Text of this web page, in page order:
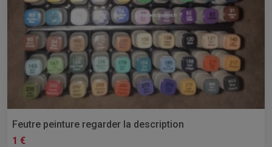
Feutre peinture regarder la description
1 €